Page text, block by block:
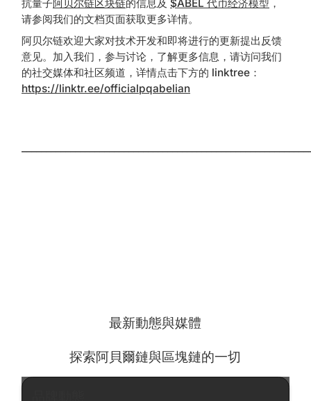
抗量子阿贝尔链区块链的信息及 $ABEL 代币经济模型 ，
请参阅我们的文档页面获取更多详情。
阿贝尔链欢迎大家对技术开发和即将进行的更新提出反馈
意见。加入我们，参与讨论，了解更多信息，请访问我们
的社交媒体和社区频道，详情点击下方的 linktree：
https://linktr.ee/officialpqabelian
最新動態與媒體
探索阿貝爾鏈與區塊鏈的一切